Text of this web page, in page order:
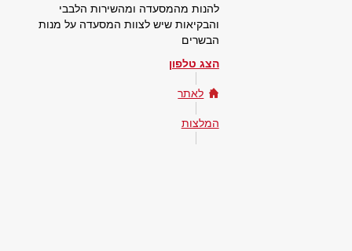
להנות מהמסעדה ומהשירות הלבבי
והבקיאות שיש לצוות המסעדה על מנות
הבשרים
הצג טלפון
לאתר
המלצות